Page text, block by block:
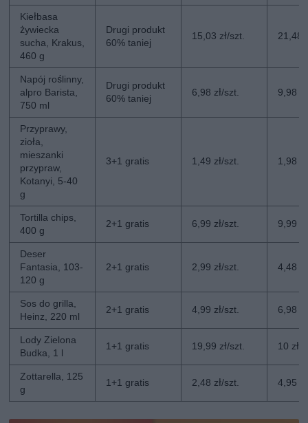
Kiełbasa
żywiecka
sucha, Krakus,
460 g
Drugi produkt
60% taniej
15,03 zł/szt. 21,48
Napój roślinny,
alpro Barista,
750 ml
Drugi produkt
60% taniej
6,98 zł/szt. 9,98
Przyprawy,
zioła,
mieszanki
przypraw,
Kotanyi, 5-40
g
3+1 gratis 1,49 zł/szt. 1,98
Tortilla chips,
400 g
2+1 gratis 6,99 zł/szt. 9,99
Deser
Fantasia, 103-
120 g
2+1 gratis 2,99 zł/szt. 4,48
Sos do grilla,
Heinz, 220 ml
2+1 gratis 4,99 zł/szt. 6,98
Lody Zielona
Budka, 1 l
1+1 gratis 19,99 zł/szt. 10 zł/
Zottarella, 125
g
1+1 gratis 2,48 zł/szt. 4,95